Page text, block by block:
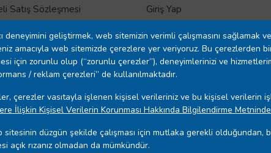
Satış Sözleşmesi
İptal Prosedürü
Ve Teslimat
ve Kurulum Detayları
Giriş Yap
deneyimini geliştirmek, web sitemizin verimli çalışmasını sağlamak
amacıyla web sitemizde çerezlere yer veriyoruz. Bu çerezlerden
için zorunlu olup (“zorunlu çerezler”), deneyimlerinizi ve
/ reklam çerezleri” de kullanılmaktadır.
çerezler vasıtayla işlenen kişisel verileriniz ve bu kişisel verilerin
İlişkin Kişisel Verilerin Korunması Hakkında Bilgilendirme
sitesinin düzgün şekilde çalışması için mutlaka gerekli olduğundan,
açık rızanız olmadan da mümkündür.